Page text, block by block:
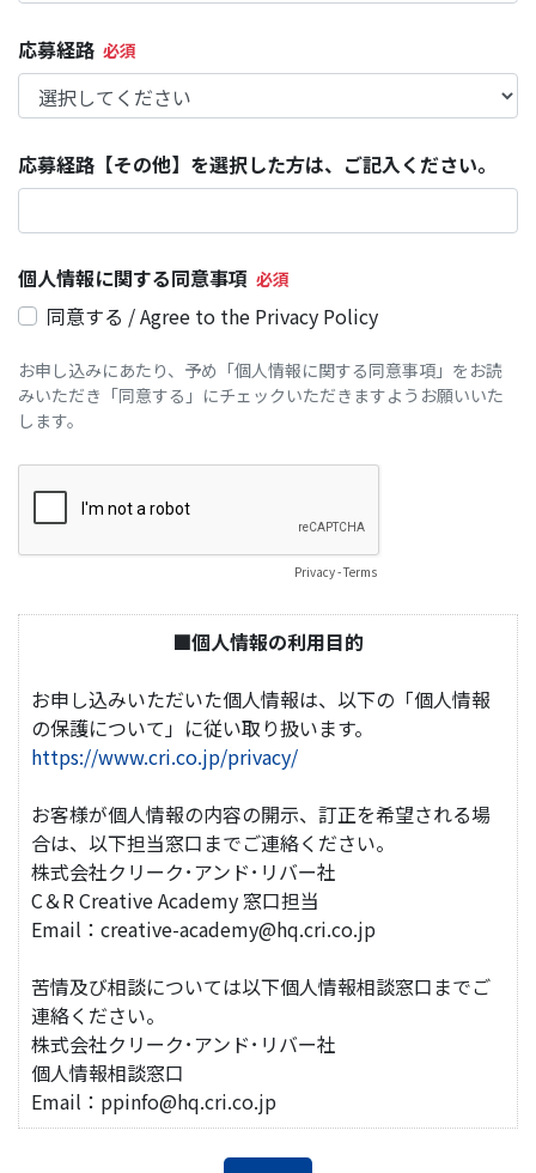
応募経路
応募経路【その他】を選択した方は、ご記入ください。
個人情報に関する同意事項
同意する / Agree to the Privacy Policy
お申し込みにあたり、予め「個人情報に関する同意事項」をお読
みいただき「同意する」にチェックいただきますようお願いいた
します。
Privacy-Terms
■個人情報の利用目的
お申し込みいただいた個人情報は、以下の「個人情報
の保護について」に従い取り扱います。
https://www.cri.co.jp/privacy/
お客様が個人情報の内容の開示、訂正を希望される場
合は、以下担当窓口までご連絡ください。
株式会社クリーク･アンド･リバー社
C＆R Creative Academy 窓口担当
Email：creative-academy@hq.cri.co.jp
苦情及び相談については以下個人情報相談窓口までご
連絡ください。
株式会社クリーク･アンド･リバー社
個人情報相談窓口
Email：ppinfo@hq.cri.co.jp